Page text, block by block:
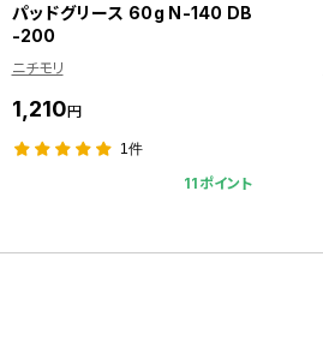
パッドグリース 60g N-140 DB
-200
ニチモリ
1,210円
1件
11ポイント